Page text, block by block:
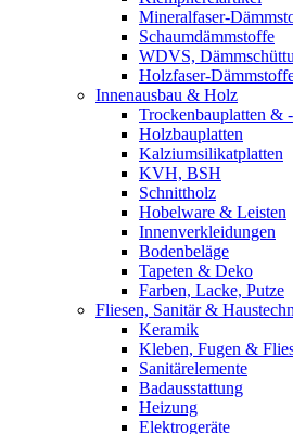
Mineralfaser-
Schaumdämmstoffe
WDVS,
Holzfaser-
Innenausbau & Holz
Trockenbauplatten &
Holzbauplatten
Kalziumsilikatplatten
KVH, BSH
Schnittholz
Hobelware & Leisten
Innenverkleidungen
Bodenbeläge
Tapeten & Deko
Farben, Lacke, Putze
Fliesen, Sanitär &
Keramik
Kleben, Fugen &
Sanitärelemente
Badausstattung
Heizung
Elektrogeräte